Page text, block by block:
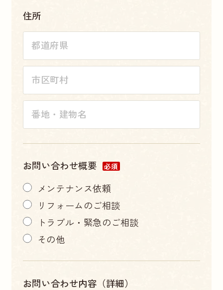
住所
お問い合わせ概要 必須
メンテナンス依頼
リフォームのご相談
トラブル・緊急のご相談
その他
お問い合わせ内容（詳細）